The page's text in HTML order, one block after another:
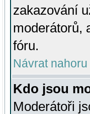
zakazování
moderátorů,
fóru.
Návrat nahoru
Kdo jsou
Moderátoři